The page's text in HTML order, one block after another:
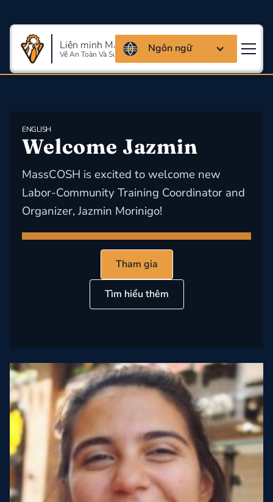
Liên minh Massachusettes
Về An Toàn Và Sức Khỏe Lao Động
Ngôn ngữ
ENGLISH
​Welcome Jazmin
MassCOSH is excited to welcome new
Labor-Community Training Coordinator and
Organizer, Jazmin Morinigo!
Tham gia
Tìm hiểu thêm